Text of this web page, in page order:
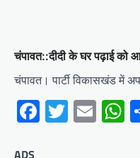
चंपावत::दीदी के घर पढ़ाई को
चंपावत। पार्टी विकासखंड में
Facebook
Twitter
ADS